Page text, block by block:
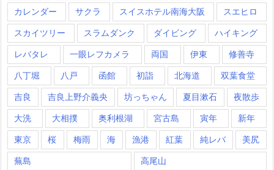
カレンダー サクラ スイスホテル南海大阪 スエヒロ
スカイツリー スラムダンク ダイビング ハイキング
レバタレ 一眼レフカメラ 両国 伊東 修善寺
八丁堀 八戸 函館 初詣 北海道 双葉食堂
吉良 吉良上野介義央 坊っちゃん 夏目漱石 夜散歩
大洗 大相撲 奥利根湖 宮古島 寅年 新年
東京 桜 梅雨 海 漁港 紅葉 純レバ 美尻
蕪島 高尾山